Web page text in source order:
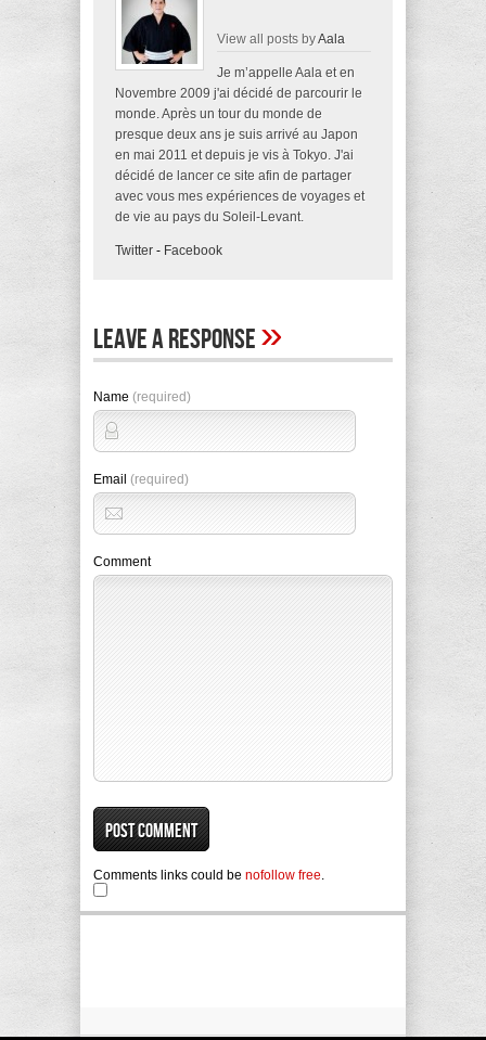
View all posts byAala
Je m’appelle Aala et en
Novembre 2009 j'ai décidé de parcourir le
monde. Après un tour du monde de
presque deux ans je suis arrivé au Japon
en mai 2011 et depuis je vis à Tokyo. J'ai
décidé de lancer ce site afin de partager
avec vous mes expériences de voyages et
de vie au pays du Soleil-Levant.
Twitter - Facebook
Leave A Response»
Name (required)
Email (required)
Comment
Comments links could be nofollow free.